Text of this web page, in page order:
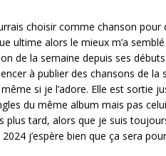
choisir comme chanson pour
ultime alors le mieux m’a
de la semaine depuis ses
à publier des chansons de la
même si je l’adore. Elle est sortie
du même album mais pas
plus tard, alors que je suis
j’espère bien que ça sera